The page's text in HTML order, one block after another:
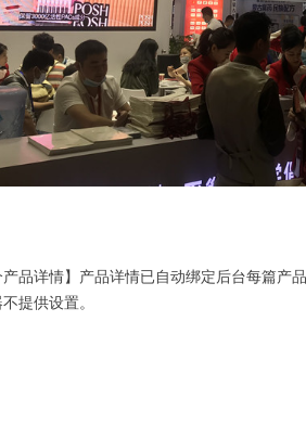
产品详情】产品详情已自动绑定后台每篇
提供设置。